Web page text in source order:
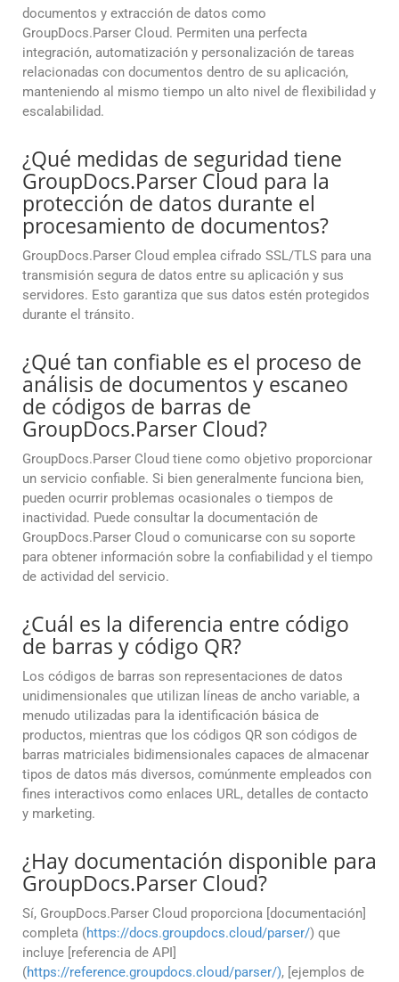
documentos y extracción de datos como
GroupDocs.Parser Cloud. Permiten una perfecta
integración, automatización y personalización de tareas
relacionadas con documentos dentro de su aplicación,
manteniendo al mismo tiempo un alto nivel de flexibilidad y
escalabilidad.
¿Qué medidas de seguridad tiene
GroupDocs.Parser Cloud para la
protección de datos durante el
procesamiento de documentos?
GroupDocs.Parser Cloud emplea cifrado SSL/TLS para una
transmisión segura de datos entre su aplicación y sus
servidores. Esto garantiza que sus datos estén protegidos
durante el tránsito.
¿Qué tan confiable es el proceso de
análisis de documentos y escaneo
de códigos de barras de
GroupDocs.Parser Cloud?
GroupDocs.Parser Cloud tiene como objetivo proporcionar
un servicio confiable. Si bien generalmente funciona bien,
pueden ocurrir problemas ocasionales o tiempos de
inactividad. Puede consultar la documentación de
GroupDocs.Parser Cloud o comunicarse con su soporte
para obtener información sobre la confiabilidad y el tiempo
de actividad del servicio.
¿Cuál es la diferencia entre código
de barras y código QR?
Los códigos de barras son representaciones de datos
unidimensionales que utilizan líneas de ancho variable, a
menudo utilizadas para la identificación básica de
productos, mientras que los códigos QR son códigos de
barras matriciales bidimensionales capaces de almacenar
tipos de datos más diversos, comúnmente empleados con
fines interactivos como enlaces URL, detalles de contacto
y marketing.
¿Hay documentación disponible para
GroupDocs.Parser Cloud?
Sí, GroupDocs.Parser Cloud proporciona [documentación]
completa (https://docs.groupdocs.cloud/parser/) que
incluye [referencia de API]
(https://reference.groupdocs.cloud/parser/), [ejemplos de